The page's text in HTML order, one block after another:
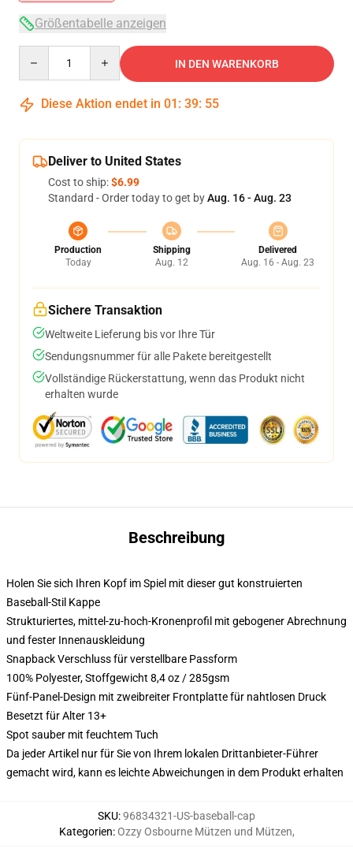
Größentabelle anzeigen
IN DEN WARENKORB
Diese Aktion endet in 01 : 39: 54
Deliver to United States
Cost to ship:$6.99
Standard - Order today to get byAug. 16 - Aug. 23
Production
Today
Shipping
Aug. 12
Delivered
Aug. 16 - Aug. 23
Sichere Transaktion
Weltweite Lieferung bis vor Ihre Tür
Sendungsnummer für alle Pakete bereitgestellt
Vollständige Rückerstattung, wenn das Produkt nicht
erhalten wurde
Beschreibung
Holen Sie sich Ihren Kopf im Spiel mit dieser gut konstruierten
Baseball-Stil Kappe
Strukturiertes, mittel-zu-hoch-Kronenprofil mit gebogener Abrechnung
und fester Innenauskleidung
Snapback Verschluss für verstellbare Passform
100% Polyester, Stoffgewicht 8,4 oz / 285gsm
Fünf-Panel-Design mit zweibreiter Frontplatte für nahtlosen Druck
Besetzt für Alter 13+
Spot sauber mit feuchtem Tuch
Da jeder Artikel nur für Sie von Ihrem lokalen Drittanbieter-Führer
gemacht wird, kann es leichte Abweichungen in dem Produkt erhalten
SKU:96834321-US-baseball-cap
Kategorien:Ozzy Osbourne Mützen und Mützen,